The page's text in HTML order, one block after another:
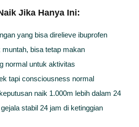
Jika Hanya Ini:
yang bisa direlieve ibuprofen
muntah, bisa tetap makan
normal untuk aktivitas
tapi consciousness normal
naik 1.000m lebih dalam 24
stabil 24 jam di ketinggian